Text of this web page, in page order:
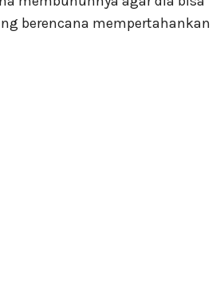
berencana mempertahankan